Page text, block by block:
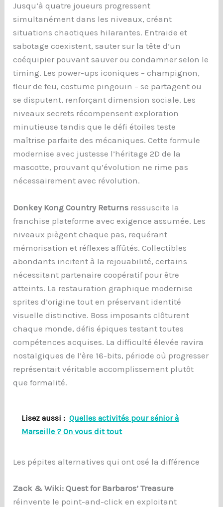
Jusqu’à quatre joueurs progressent
simultanément dans les niveaux, créant
situations chaotiques hilarantes. Entraide et
sabotage coexistent, sauter sur la tête d’un
coéquipier pouvant sauver ou condamner selon le
timing. Les power-ups iconiques – champignon,
fleur de feu, costume pingouin – se partagent ou
se disputent, renforçant dimension sociale. Les
niveaux secrets récompensent exploration
minutieuse tandis que le défi étoiles teste
maîtrise parfaite des mécaniques. Cette formule
modernise avec justesse l’héritage 2D de la
mascotte, prouvant qu’évolution ne rime pas
nécessairement avec révolution.
Donkey Kong Country Returns ressuscite la
franchise plateforme avec exigence assumée. Les
niveaux piègent chaque pas, requérant
mémorisation et réflexes affûtés. Collectibles
abondants incitent à la rejouabilité, certains
nécessitant partenaire coopératif pour être
atteints. La restauration graphique modernise
sprites d’origine tout en préservant identité
visuelle distinctive. Boss imposants clôturent
chaque monde, défis épiques testant toutes
compétences acquises. La difficulté élevée ravira
nostalgiques de l’ère 16-bits, période où progresser
représentait véritable accomplissement plutôt
que formalité.
Lisez aussi : Quelles activités pour sénior à
Marseille ? On vous dit tout
Les pépites alternatives qui ont osé la différence
Zack & Wiki: Quest for Barbaros’ Treasure
réinvente le point-and-click en exploitant